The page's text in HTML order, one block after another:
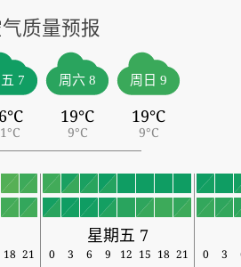
质量预报
7 周六 8
19°C
9°C
周日 9
19°C
9°C
星期五 7
18 21 0 3 6 9 12 15 18 21 0 3